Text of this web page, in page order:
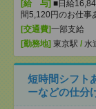
[給 与] ■日給
間5,120円のお仕事
[交通費]一部支給
[勤務地] 東京駅 / 水
短時間シフト
ーなどの仕分